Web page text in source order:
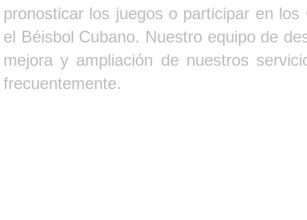
pronosticar los juegos o participar en
el Béisbol Cubano. Nuestro equipo de
mejora y ampliación de nuestros
frecuentemente.